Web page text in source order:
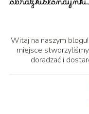
Witaj na naszym
miejsce
doradzać i